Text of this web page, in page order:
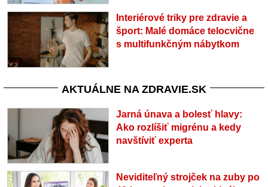
Interiérové triky pre zdravie a
šport: Malé domáce telocvične
s multifunkčným nábytkom
AKTUÁLNE NA ZDRAVIE.SK
Jarná únava a bolesť hlavy:
Ako rozlíšiť migrénu a kedy
navštíviť experta
Neviditeľný strojček na zuby po